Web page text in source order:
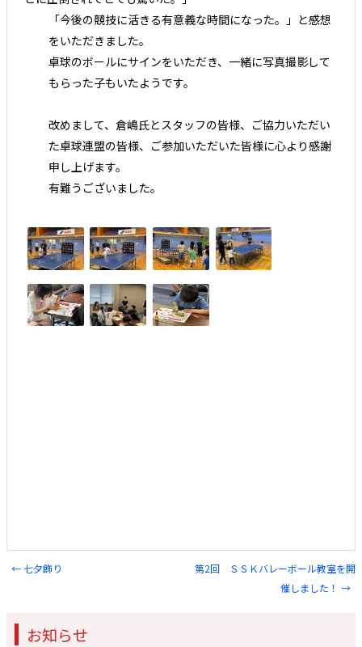
「今後の競技に活きる有意義な時間になった。」と感想
をいただきました。
卓球のボールにサインをいただき、一緒に写真撮影して
もらった子もいたようです。
改めまして、倉嶋氏とスタッフの皆様、ご協力いただい
た卓球連盟の皆様、ご参加いただいた皆様に心より感謝
申し上げます。
有難うございました。
←七夕飾り
第2回 ＳＳＫバレーボール教室を開
催しました！ →
お知らせ